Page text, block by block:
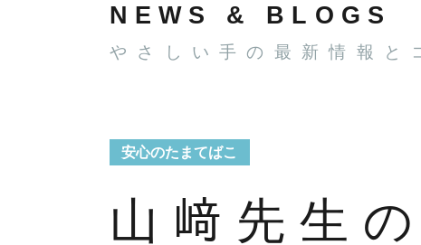
NEWS & BLOGS
やさしい手の最新情報と
安心のたまてばこ
山﨑先生